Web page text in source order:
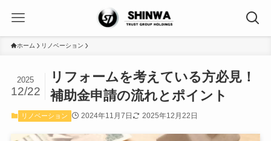
ホーム リノベーション
リフォームを考えている方必見！
補助金申請の流れとポイント
2025
12/22
リノベーション 2024年11月7日 2025年12月22日